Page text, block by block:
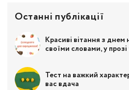
Останні публікації
Красиві вітання з
своїми словами, у
Тест на важкий
вас вдача